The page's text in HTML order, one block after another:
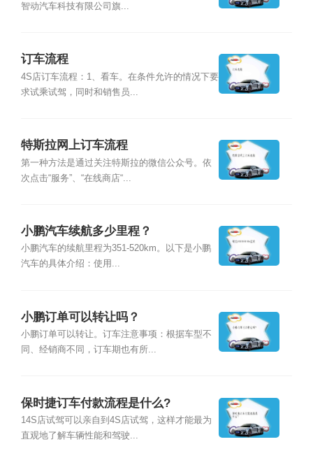
智动汽车科技有限公司旗...
订车流程
4S店订车流程：1、看车。在条件允许的情况下要
求试乘试驾，同时和销售员...
特斯拉网上订车流程
第一种方法是通过关注特斯拉的微信公众号。依
次点击“服务”、“在线商店“...
小鹏汽车续航多少里程？
小鹏汽车的续航里程为351-520km。以下是小鹏
汽车的具体介绍：使用...
小鹏订单可以转让吗？
小鹏订单可以转让。订车注意事项：根据车型不
同、经销商不同，订车期也有所...
保时捷订车付款流程是什么?
14S店试驾可以亲自到4S店试驾，这样才能最为
直观地了解车辆性能和驾驶...